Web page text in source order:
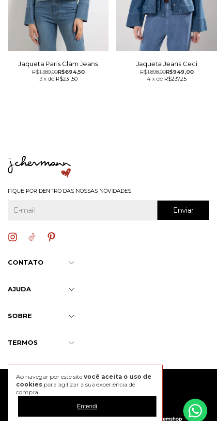
Ao navegar por este site você aceita o uso de
cookies para agilizar a sua experiência de
compra.
Entendi
Jaqueta Paris Glam Jeans
R$694,50
R$1.389,00
3 x de R$231,50
Jaqueta Jeans Ceci
R$949,00
R$1.898,00
4 x de R$237,25
FIQUE POR DENTRO DAS NOSSAS NOVIDADES
CONTATO
AJUDA
SOBRE
TERMOS
@2026 J. Chermann
Developed by Tecnology